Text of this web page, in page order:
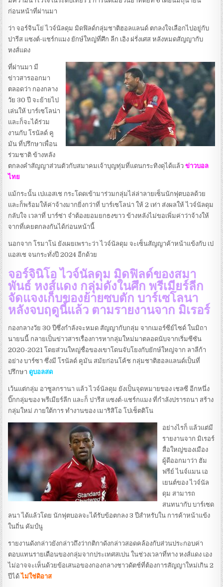
ก่อนหน้าที่ผ่านมา
ว่า จอร์จินโย่ ไวจ์นัลดุม มิดฟิลด์กลุ่มชาติฮอลแลนด์ ตกลงใจเลือกไปอยู่กับ
ปารีส แซงต์-แชร์กแมง ยักษ์ใหญ่ที่ศึก ลีก เอิง ฝรั่งเศส หลังหมดสัญญากับ
หงส์แดง
ที่ผ่านมา มี
ข่าวสารออกมา
ตลอดว่า กองกลาง
วัย 30 ปี จะย้ายไป
เล่นให้ บาร์เซโลน่า
และก็จะได้ร่วม
งานกับ โรนัลด์ คู
มัน ที่ปรึกษาเพื่อน
ร่วมชาติ ข้างหลัง
ตกลงคำสัญญาส่วนตัวกับสมาคมเจ้าบุญทุ่มที่แดนกระทิงดุได้แล้วข่าวบอล
ไทย
แม้กระนั้น เปแอสเช กระโดดเข้ามาร่วมกลุ่มไล่ล่าลายเซ็นนักฟุตบอลด้วย
และก็พร้อมให้ค่าจ้างมากยิ่งกว่าที่ บาร์เซโลน่า ให้ 2 เท่า ส่งผลให้ ไวจ์นัลดุม
กลับใจ เวลาที่ บาร์ซ่า จำต้องยอมยกธงขาว ข้างหลังไม่ขอเพิ่มค่าว่าจ้างให้
จากที่เคยตกลงกันได้ก่อนหน้านี้
นอกจาก โรมาโน่ ยังเผยเพราะว่า ไวจ์นัลดุม จะเซ็นสัญญาค้าหน้าแข้งกับ เป
แอสเช จนกระทั่งปี 2024 อีกด้วย
จอร์จินิโอ ไวจ์นัลดุม มิดฟิลด์ของสมา
พันธ์ หงส์แดง กลุ่มดังในศึก พรีเมียร์ลีก
จัดแจงเก็บของย้ายซบตัก บาร์เซโลนา
หลังจบฤดูนี้แล้ว ตามรายงานจาก มิเรอร์
กองกลางวัย 30 ปีซึ่งกำลังจะหมด สัญญากับกลุ่ม จากเมอร์ซีย์ไซด์ ในมิถา
นายนนี้ กลายเป็นข่าวสารเรื่องการหากลุ่มใหม่มาตลอดนับจากเริ่มซีซัน
2020-2021 โดยส่วนใหญ่ชื่อของเขาโดนจับโยงกับยักษ์ใหญ่จาก ลาลีก้า
อย่าง บาร์ซา ซึ่งมี โรนัลด์ คูมัน สมัยก่อนโค้ช กลุ่มชาติฮอลแลนด์เป็นที่
ปรึกษา ดูบอลสด
เว้นแต่กลุ่ม อาซูลกรานา แล้ว ไวจ์นัลดุม ยังเป็นจุดหมายของ เชลซี อีกหนึ่ง
บิ๊กกลุ่มของ พรีเมียร์ลีก และก็ ปารีส แซงต์-แชร์กแมง ที่กำลังปรารถนา สร้าง
กลุ่มใหม่ ภายใต้การ ทำงานของ เมาริสิโอ โปเช็ตติโน
อย่างไรก็ แล้วแต่มี
รายงานจาก มิเรอร์
สื่อใหญ่ของเมือง
ผู้ดีออกมาว่า ฮัม
ฟรีย์ ไนจ์แมน เอ
เยนต์ของ ไวจ์นัล
ดุม สามารถ
สนทนากับ บาร์เซด
ลนา ได้แล้วโดย นักฟุตบอลจะได้รับข้อตกลง 3 ปีสำหรับใน การค้าหน้าแข้ง
ในถิ่น คัมป์นู
รายงานดังกล่าวยังกล่าวถึงว่ากติกาดังกล่าวสอดคล้องกับส่วนประกอบค่า
ตอบแทนรายเดือนของกลุ่มจากประเทศสเปน ในช่วงเวลาที่ทาง หงส์แดง เอง
ไม่อาจจะเห็นด้วยข้อเสนอของกองกลางชาวดัตช์ที่ต้องการสัญญาใหม่เกิน 2
ปีได้ไม่ใช่ดิอาส